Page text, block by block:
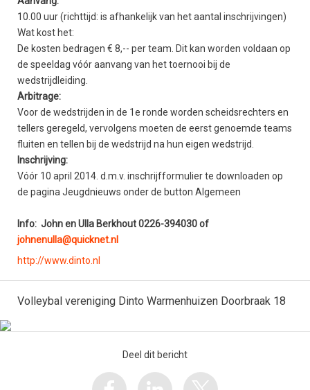
10.00 uur (richttijd: is afhankelijk van het aantal inschrijvingen)
Wat kost het:
De kosten bedragen € 8,-- per team. Dit kan worden voldaan op
de speeldag vóór aanvang van het toernooi bij de
wedstrijdleiding.
Arbitrage:
Voor de wedstrijden in de 1e ronde worden scheidsrechters en
tellers geregeld, vervolgens moeten de eerst genoemde teams
fluiten en tellen bij de wedstrijd na hun eigen wedstrijd.
Inschrijving:
Vóór 10 april 2014. d.m.v. inschrijfformulier te downloaden op
de pagina Jeugdnieuws onder de button Algemeen
Info: John en Ulla Berkhout 0226-394030 of
johnenulla@quicknet.nl
http://www.dinto.nl
Volleybal vereniging Dinto Warmenhuizen Doorbraak 18
Deel dit bericht